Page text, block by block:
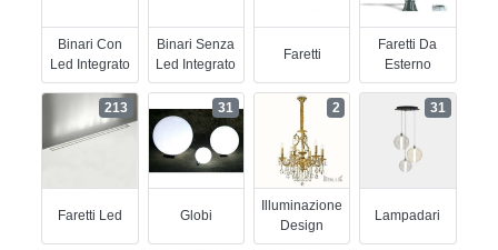
Binari Con
Led Integrato
Binari Senza
Led Integrato
Faretti
Faretti Da
Esterno
Faretti Led
213
Globi
31
Illuminazione
Design
2
Lampadari
31